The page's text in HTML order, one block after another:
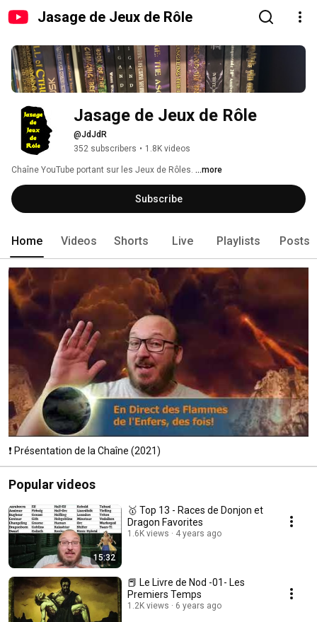
Jasage de Jeux de Rôle
Jasage de Jeux de Rôle
@JdJdR
352 subscribers • 1.8K videos
Chaîne YouTube portant sur les Jeux de Rôles. ...more
Subscribe
Home Videos Shorts Live Playlists Posts
❗ Présentation de la Chaîne (2021)
Popular videos
15:32
🥇 Top 13 - Races de Donjon et
Dragon Favorites
1.6K views 4 years ago
📕 Le Livre de Nod -01- Les
Premiers Temps
1.2K views 6 years ago